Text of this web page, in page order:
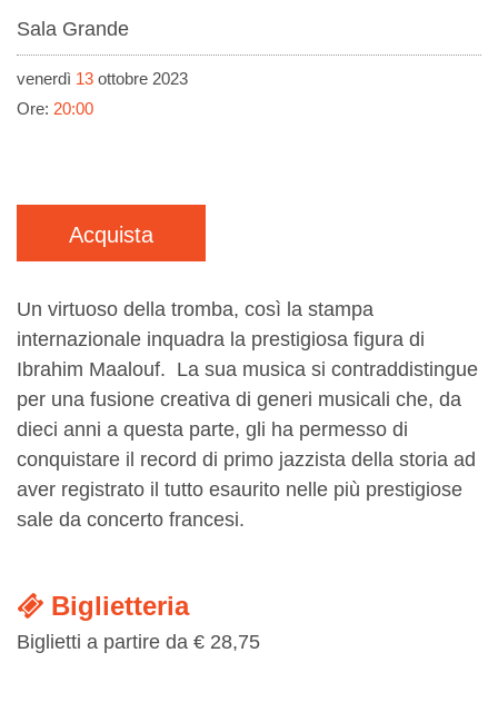
Sala Grande
venerdì 13 ottobre 2023
Ore: 20:00
Acquista
Un virtuoso della tromba, così la stampa
internazionale inquadra la prestigiosa figura di
Ibrahim Maalouf. La sua musica si contraddistingue
per una fusione creativa di generi musicali che, da
dieci anni a questa parte, gli ha permesso di
conquistare il record di primo jazzista della storia ad
aver registrato il tutto esaurito nelle più prestigiose
sale da concerto francesi.
Biglietteria
Biglietti a partire da € 28,75